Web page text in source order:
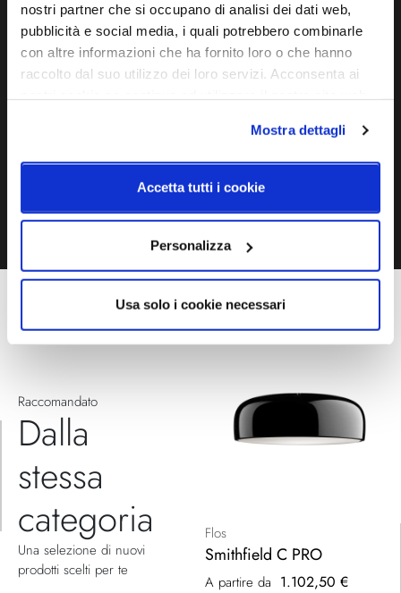
nostri partner che si occupano di analisi dei dati web,
pubblicità e social media, i quali potrebbero combinarle
con altre informazioni che ha fornito loro o che hanno
raccolto dal suo utilizzo dei loro servizi. Acconsenta ai
Mostra dettagli
Accetta tutti i cookie
Personalizza
Usa solo i cookie necessari
Ti servono maggiori informazioni?
Contattaci via Chat, via telefono allo + 39 039 9909099 oppure
compila il modulo
WHATSAPP
MODULO CONTATTI
Raccomandato
Dalla
stessa
categoria
Una selezione di nuovi
prodotti scelti per te
Flos
Smithfield C PRO
A partire da 1.102,50 €